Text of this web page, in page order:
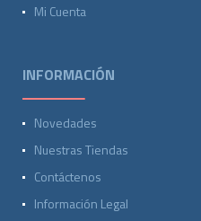
Mi Cuenta
INFORMACIÓN
Novedades
Nuestras Tiendas
Contáctenos
Información Legal